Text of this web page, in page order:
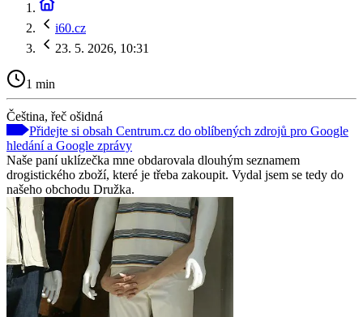
i60.cz
23. 5. 2026, 10:31
1 min
Čeština, řeč ošidná
Přidejte si obsah Centrum.cz do oblíbených zdrojů pro Google
hledání a Google zprávy
Naše paní uklízečka mne obdarovala dlouhým seznamem
drogistického zboží, které je třeba zakoupit. Vydal jsem se tedy do
našeho obchodu Družka.